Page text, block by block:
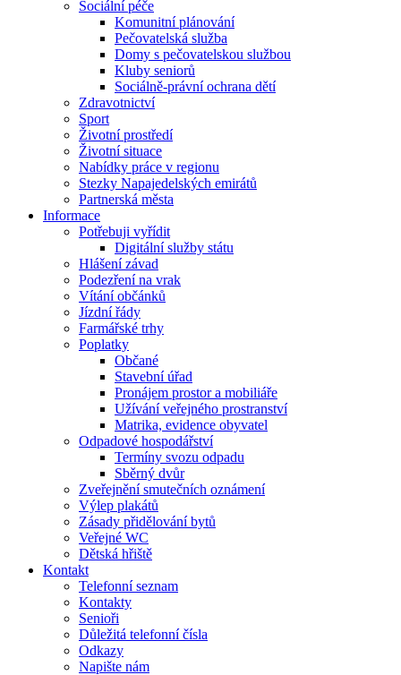
Sociální péče
Komunitní plánování
Pečovatelská služba
Domy s pečovatelskou službou
Kluby seniorů
Sociálně-právní ochrana dětí
Zdravotnictví
Sport
Životní prostředí
Životní situace
Nabídky práce v regionu
Stezky Napajedelských emirátů
Partnerská města
Informace
Potřebuji vyřídit
Digitální služby státu
Hlášení závad
Podezření na vrak
Vítání občánků
Jízdní řády
Farmářské trhy
Poplatky
Občané
Stavební úřad
Pronájem prostor a mobiliáře
Užívání veřejného prostranství
Matrika, evidence obyvatel
Odpadové hospodářství
Termíny svozu odpadu
Sběrný dvůr
Zveřejnění smutečních oznámení
Výlep plakátů
Zásady přidělování bytů
Veřejné WC
Dětská hřiště
Kontakt
Telefonní seznam
Kontakty
Senioři
Důležitá telefonní čísla
Odkazy
Napište nám